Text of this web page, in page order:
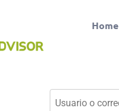
Home